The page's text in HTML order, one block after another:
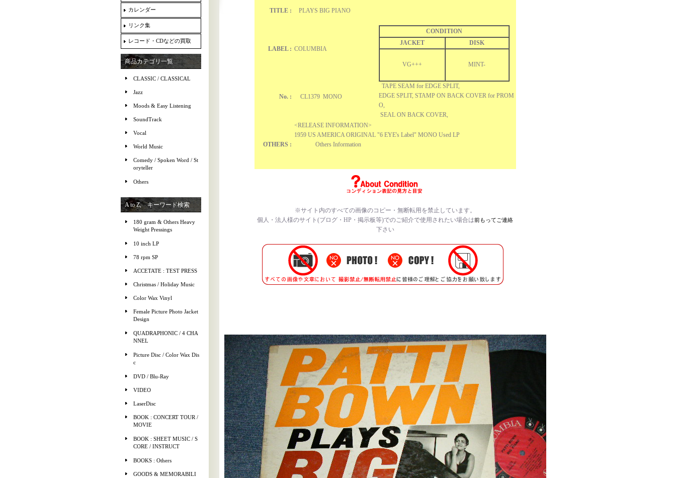
カレンダー
リンク集
レコード・CDなどの買取
商品カテゴリ一覧
CLASSIC / CLASSICAL
Jazz
Moods & Easy Listening
SoundTrack
Vocal
World Music
Comedy / Spoken Word / St
oryteller
Others
A to Z, キーワード検索
180 gram & Others Heavy
Weight Pressings
10 inch LP
78 rpm SP
ACCETATE : TEST PRESS
Christmas / Holiday Music
Color Wax Vinyl
Female Picture Photo Jacket
Design
QUADRAPHONIC / 4 CHA
NNEL
Picture Disc / Color Wax Dis
c
DVD / Blu-Ray
VIDEO
LaserDisc
BOOK : CONCERT TOUR /
MOVIE
BOOK : SHEET MUSIC / S
CORE / INSTRUCT
BOOKS : Others
GOODS & MEMORABILI
TITLE : PLAYS BIG PIANO
LABEL : COLUMBIA
CONDITION
JACKET
DISK
VG+++ MINT-
TAPE SEAM for EDGE SPLIT,
EDGE SPLIT, STAMP ON BACK COVER for PROM
O,
SEAL ON BACK COVER,
No. : CL1379 MONO
OTHERS :
<RELEASE INFORMATION>
1959 US AMERICA ORIGINAL "6 EYE's Label" MONO Used LP
Others Information
※サイト内のすべての画像のコピー・無断転用を禁止 しています。
個人・法人様のサイト(ブログ・HP・掲示板等)でのご紹介で使用されたい場合は前もってご連絡
下さい